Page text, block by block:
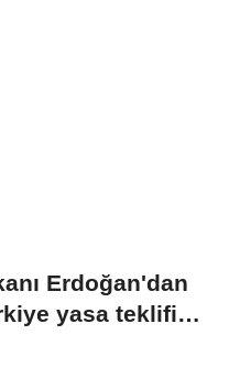
Erdoğan'dan
yasa teklifine